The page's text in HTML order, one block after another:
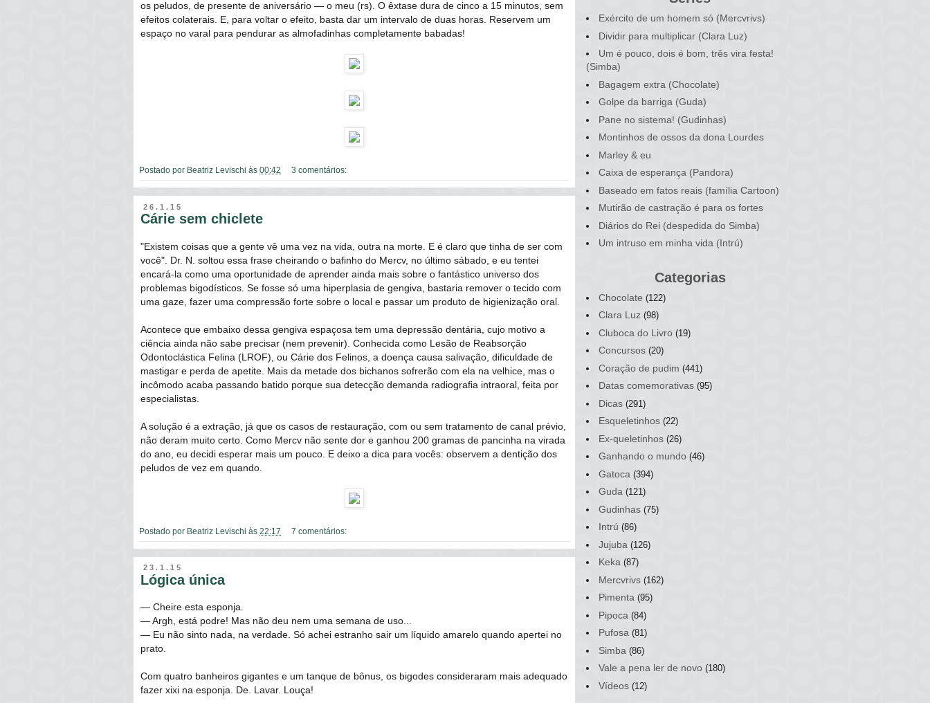
os peludos, de presente de aniversário ― o meu (rs). O êxtase dura de cinco a 15 minutos, sem
efeitos colaterais. E, para voltar o efeito, basta dar um intervalo de duas horas. Reservem um
espaço no varal para pendurar as almofadinhas completamente babadas!
Postado por Beatriz Levischi às 00:42 3 comentários:
26.1.15
Cárie sem chiclete
"Existem coisas que a gente vê uma vez na vida, outra na morte. E é claro que tinha de ser com
você". Dr. N. soltou essa frase cheirando o bafinho do Mercv, no último sábado, e eu tentei
encará-la como uma oportunidade de aprender ainda mais sobre o fantástico universo dos
problemas bigodísticos. Se fosse só uma hiperplasia de gengiva, bastaria remover o tecido com
uma gaze, fazer uma compressão forte sobre o local e passar um produto de higienização oral.
Acontece que embaixo dessa gengiva espaçosa tem uma depressão dentária, cujo motivo a
ciência ainda não sabe precisar (nem prevenir). Conhecida como Lesão de Reabsorção
Odontoclástica Felina (LROF), ou Cárie dos Felinos, a doença causa salivação, dificuldade de
mastigar e perda de apetite. Mais da metade dos bichanos sofrerão com ela na velhice, mas o
incômodo acaba passando batido porque sua detecção demanda radiografia intraoral, feita por
especialistas.
A solução é a extração, já que os casos de restauração, com ou sem tratamento de canal prévio,
não deram muito certo. Como Mercv não sente dor e ganhou 200 gramas de pancinha na virada
do ano, eu decidi esperar mais um pouco. E deixo a dica para vocês: observem a dentição dos
peludos de vez em quando.
Postado por Beatriz Levischi às 22:17 7 comentários:
23.1.15
Lógica única
― Cheire esta esponja.
― Argh, está podre! Mas não deu nem uma semana de uso...
― Eu não sinto nada, na verdade. Só achei estranho sair um líquido amarelo quando apertei no
prato.
Com quatro banheiros gigantes e um tanque de bônus, os bigodes consideraram mais adequado
fazer xixi na esponja. De. Lavar. Louça!
Exército de um homem só (Mercvrivs)
Dividir para multiplicar (Clara Luz)
Um é pouco, dois é bom, três vira festa!
(Simba)
Bagagem extra (Chocolate)
Golpe da barriga (Guda)
Pane no sistema! (Gudinhas)
Montinhos de ossos da dona Lourdes
Marley & eu
Caixa de esperança (Pandora)
Baseado em fatos reais (família Cartoon)
Mutirão de castração é para os fortes
Diários do Rei (despedida do Simba)
Um intruso em minha vida (Intrú)
Categorias
Chocolate (122)
Clara Luz (98)
Cluboca do Livro (19)
Concursos (20)
Coração de pudim (441)
Datas comemorativas (95)
Dicas (291)
Esqueletinhos (22)
Ex-queletinhos (26)
Ganhando o mundo (46)
Gatoca (394)
Guda (121)
Gudinhas (75)
Intrú (86)
Jujuba (126)
Keka (87)
Mercvrivs (162)
Pimenta (95)
Pipoca (84)
Pufosa (81)
Simba (86)
Vale a pena ler de novo (180)
Vídeos (12)